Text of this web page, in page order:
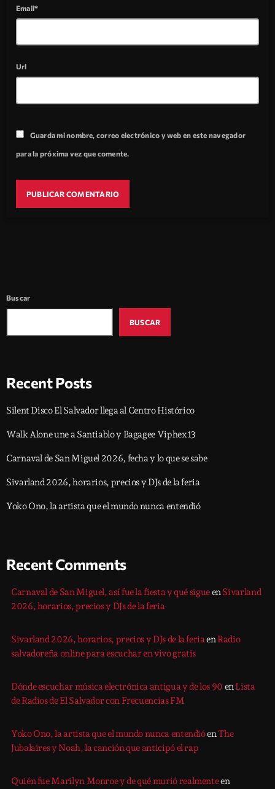
Email*
Url
Guarda mi nombre, correo electrónico y web en este navegador
para la próxima vez que comente.
Buscar
BUSCAR
Recent Posts
Silent Disco El Salvador llega al Centro Histórico
Walk Alone une a Santiablo y Bagagee Viphex13
Carnaval de San Miguel 2026, fecha y lo que se sabe
Sivarland 2026, horarios, precios y DJs de la feria
Yoko Ono, la artista que el mundo nunca entendió
Recent Comments
Carnaval de San Miguel, así fue la fiesta y qué sigueenSivarland
2026, horarios, precios y DJs de la feria
Sivarland 2026, horarios, precios y DJs de la feriaenRadio
salvadoreña online para escuchar en vivo gratis
Dónde escuchar música electrónica antigua y de los 90 enLista
de Radios de El Salvador con Frecuencias FM
Yoko Ono, la artista que el mundo nunca entendióenThe
Jubalaires y Noah, la canción que anticipó el rap
Quién fue Marilyn Monroe y de qué murió realmenteen